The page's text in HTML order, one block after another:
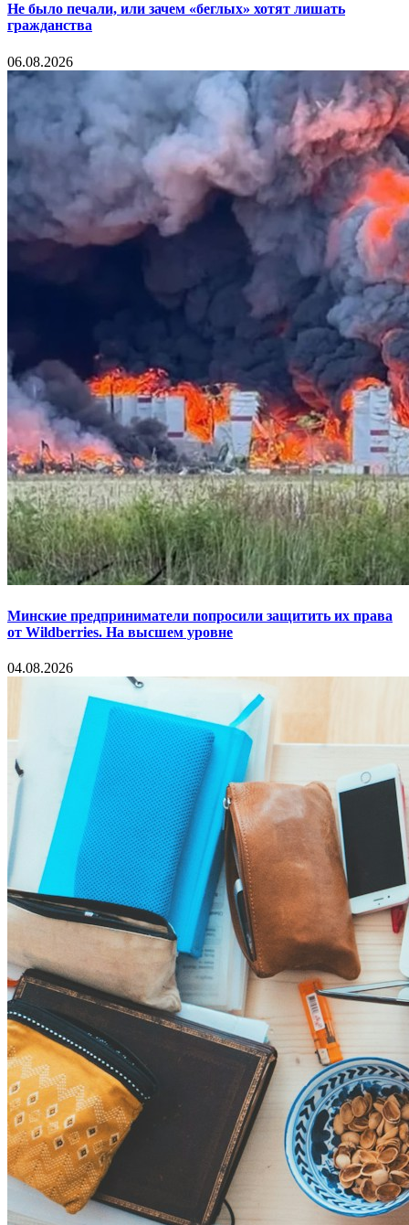
Не было печали, или зачем «беглых» хотят лишать
гражданства
06.08.2026
Минские предприниматели попросили защитить их права
от Wildberries. На высшем уровне
04.08.2026